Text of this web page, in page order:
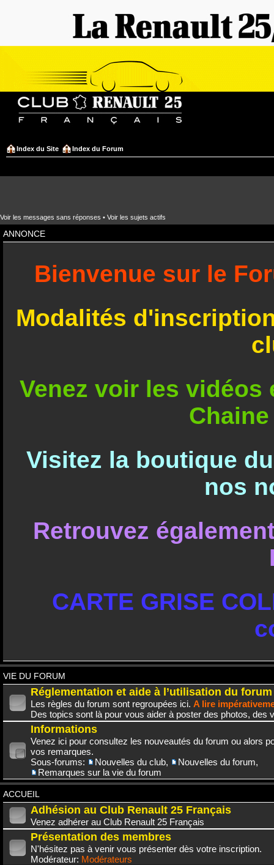
Index du Site Index du Forum
Voir les messages sans réponses • Voir les sujets actifs
ANNONCE
Bienvenue sur le
Modalités
Venez voir les
Visitez la boutique
nos
Retrouvez
CARTE GRISE
VIE DU FORUM
Réglementation et aide à l’utilisation du forum
Les règles du forum sont regroupées ici. A lire
Des topics sont là pour vous aider à poster des photos, des
Informations
Venez ici pour consultez les nouveautés du forum ou alors
vos remarques.
Sous-forums:
Nouvelles du club, Nouvelles du forum,
Remarques sur la vie du forum
ACCUEIL
Adhésion au Club Renault 25 Français
Venez adhérer au Club Renault 25 Français
Présentation des membres
N'hésitez pas à venir vous présenter dès votre inscription.
Modérateur: Modérateurs